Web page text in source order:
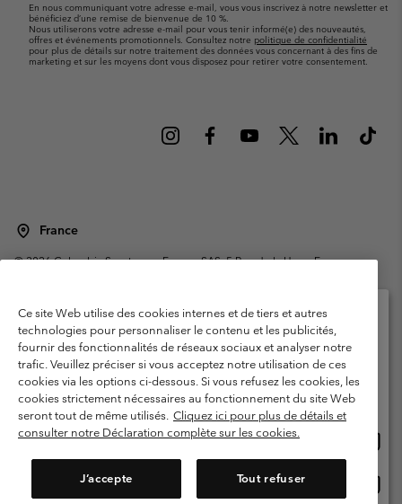
En nous communiquant votre adresse e-mail, vous vous inscrivez à notre newsletter et
bénéficiez d’une remise de bienvenue de 10 %.
Nous utiliserons votre adresse e-mail pour vous tenir informé(e) des nouveautés,
offres et événements promotionnels. Consultez notre politique de confidentialité
pour plus de détails sur notre traitement des données vous concernant à des fins de
marketing et sur les moyens dont vous disposez pour retirer votre consentement.
France
©2026Columbia Sportswear Europe SAS. 5 Rue de la Haye, Espace
Garanties Légales
Politique de confidentialité
Conditions d'utilisation - Membres
Conditions D'utilisation - Contenu généré par l'utilisateur
Impressum
Cookies
Public CBCR
Ce site Web utilise des cookies internes et de tiers et autres
technologies pour personnaliser le contenu et les publicités,
fournir des fonctionnalités de réseaux sociaux et analyser notre
trafic. Veuillez préciser si vous acceptez notre utilisation de ces
cookies via les options ci-dessous. Si vous refusez les cookies, les
cookies strictement nécessaires au fonctionnement du site Web
seront tout de même utilisés. Cliquez ici pour plus de détails et
consulter notre Déclaration complète sur les cookies.
J’accepte Tout refuser
Veuillez sélectionner votre pays d’expédition et
votre langue
Achats en ligne disponibles
United States
ligne
France